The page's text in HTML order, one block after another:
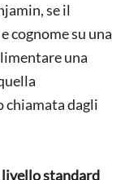
se il
cognome su una
una
chiamata dagli
livello standard